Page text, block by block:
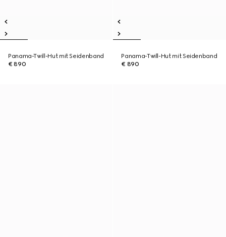
Panama-Twill-Hut mit Seidenband
€ 890
Panama-Twill-Hut mit Seidenband
€ 890